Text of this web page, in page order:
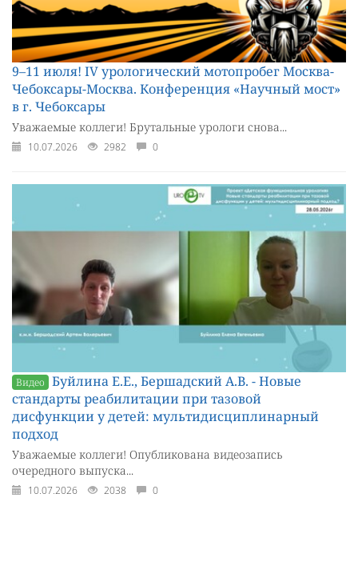
9–11 июля! IV урологический мотопробег Москва-
Чебоксары-Москва. Конференция «Научный мост»
в г. Чебоксары
Уважаемые коллеги! Брутальные урологи снова...
10.07.2026 2982 0
Видео Буйлина Е.Е., Бершадский А.В. - Новые
стандарты реабилитации при тазовой
дисфункции у детей: мультидисциплинарный
подход
Уважаемые коллеги! Опубликована видеозапись
очередного выпуска...
10.07.2026 2038 0